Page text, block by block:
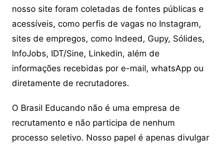
nosso site foram coletadas de fontes públicas e
acessíveis, como perfis de vagas no Instagram,
sites de empregos, como Indeed, Gupy, Sólides,
InfoJobs, IDT/Sine, Linkedin, além de
informações recebidas por e-mail, whatsApp ou
diretamente de recrutadores.
O Brasil Educando não é uma empresa de
recrutamento e não participa de nenhum
processo seletivo. Nosso papel é apenas divulgar